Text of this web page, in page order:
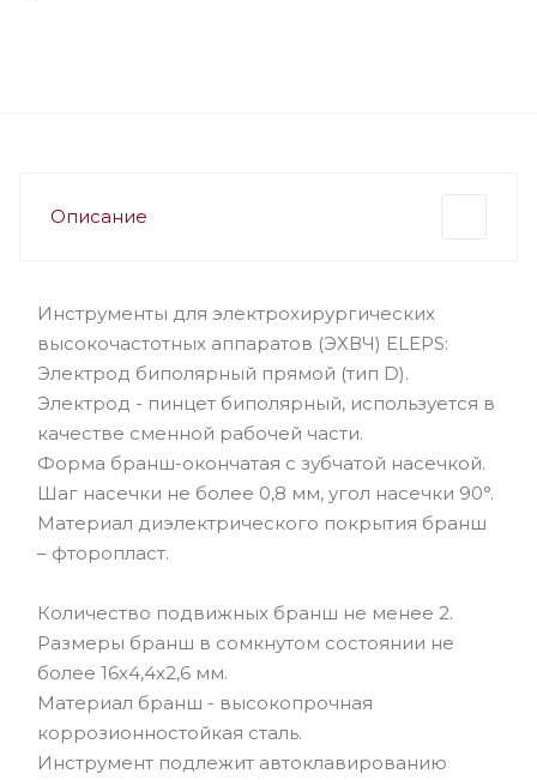
Описание
Инструменты для электрохирургических
высокочастотных аппаратов (ЭХВЧ) ELEPS:
Электрод биполярный прямой (тип D).
Электрод - пинцет биполярный, используется в
качестве сменной рабочей части.
Форма бранш-окончатая с зубчатой насечкой.
Шаг насечки не более 0,8 мм, угол насечки 90°.
Материал диэлектрического покрытия бранш
– фторопласт.
Количество подвижных бранш не менее 2.
Размеры бранш в сомкнутом состоянии не
более 16х4,4х2,6 мм.
Материал бранш - высокопрочная
коррозионностойкая сталь.
Инструмент подлежит автоклавированию